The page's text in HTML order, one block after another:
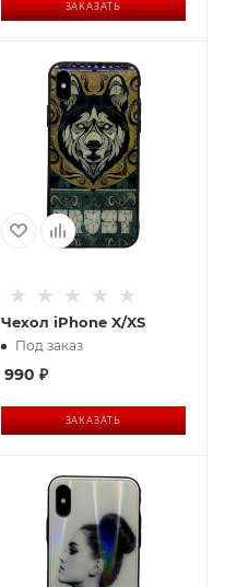
ЗАКАЗАТЬ
Чехол iPhone X/XS
Под заказ
990 ₽
ЗАКАЗАТЬ